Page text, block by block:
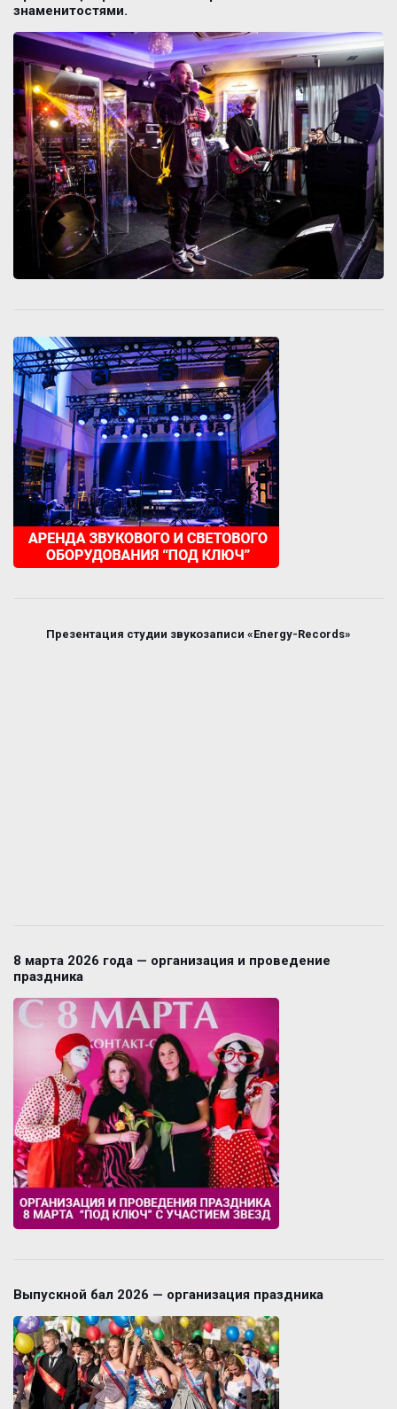
знаменитостями.
Презентация студии звукозаписи «Energy-Records»
8 марта 2026 года — организация и проведение
праздника
Выпускной бал 2026 — организация праздника